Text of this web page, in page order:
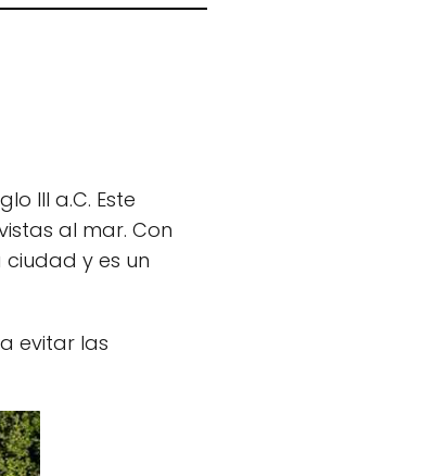
III a.C. Este
al mar. Con
y es un
evitar las